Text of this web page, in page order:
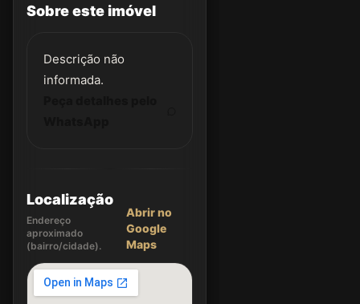
Sobre este imóvel
Descrição não
informada.
Localização
Endereço
aproximado
(bairro/cidade).
Abrir no
Google
Maps